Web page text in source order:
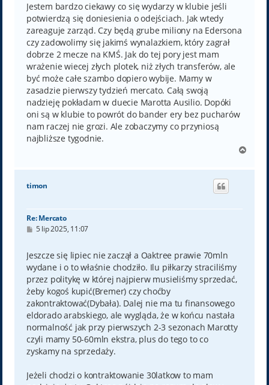
Jestem bardzo ciekawy co się wydarzy w klubie jeśli
potwierdzą się doniesienia o odejściach. Jak wtedy
zareaguje zarząd. Czy będą grube miliony na Edersona
czy zadowolimy się jakimś wynalazkiem, który zagrał
dobrze 2 mecze na KMŚ. Jak do tej pory jest mam
wrażenie wiecej złych plotek, niż złych transferów, ale
być może całe szambo dopiero wybije. Mamy w
zasadzie pierwszy tydzień mercato. Całą swoją
nadzieję pokładam w duecie Marotta Ausilio. Dopóki
oni są w klubie to powrót do bander ery bez pucharów
nam raczej nie grozi. Ale zobaczymy co przyniosą
najbliższe tygodnie.
g
timon
Re: Mercato
P
t
5 lip 2025, 11:07
Jeszcze się lipiec nie zaczął a Oaktree prawie 70mln
wydane i o to właśnie chodziło. Ilu piłkarzy straciliśmy
przez politykę w której najpierw musieliśmy sprzedać,
żeby kogoś kupić(Bremer) czy choćby
zakontraktować(Dybała). Dalej nie ma tu finansowego
eldorado arabskiego, ale wygląda, że w końcu nastała
normalność jak przy pierwszych 2-3 sezonach Marotty
czyli mamy 50-60mln ekstra, plus do tego to co
zyskamy na sprzedaży.
Jeżeli chodzi o kontraktowanie 30latkow to mam